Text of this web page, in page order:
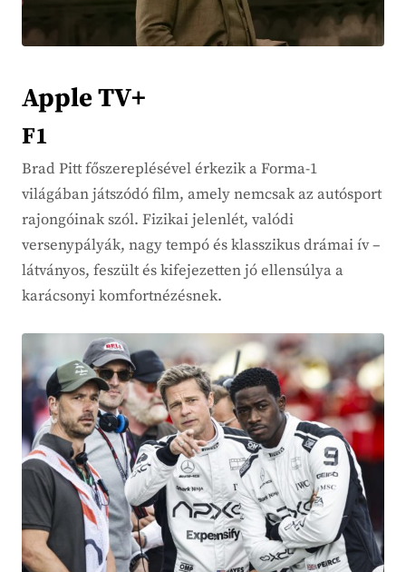
Apple TV+
F1
Brad Pitt főszereplésével érkezik a Forma-1
világában játszódó film, amely nemcsak az autósport
rajongóinak szól. Fizikai jelenlét, valódi
versenypályák, nagy tempó és klasszikus drámai ív –
látványos, feszült és kifejezetten jó ellensúlya a
karácsonyi komfortnézésnek.